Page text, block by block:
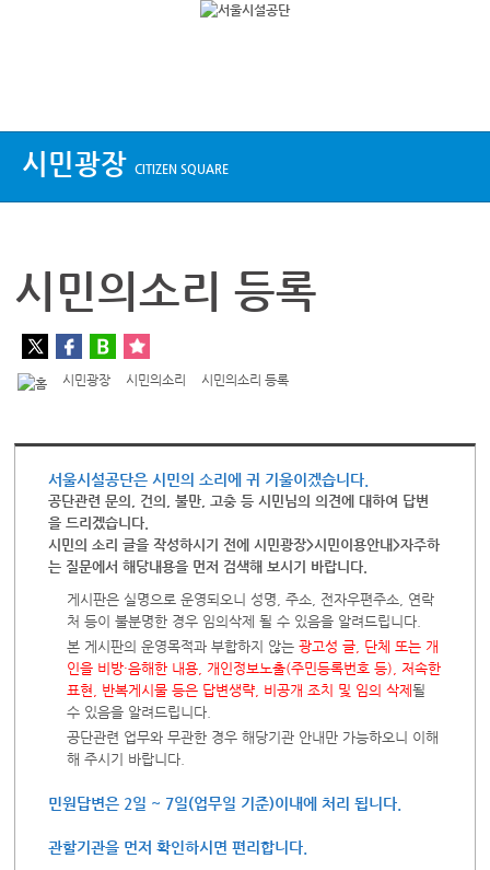
시민광장 CITIZEN SQUARE
시민의소리 등록
시민광장 시민의소리 시민의소리 등록
서울시설공단은 시민의 소리에 귀 기울이겠습니다.
공단관련 문의, 건의, 불만, 고충 등 시민님의 의견에 대하여 답변
을 드리겠습니다.
시민의 소리 글을 작성하시기 전에 시민광장>시민이용안내>자주하
는 질문에서 해당내용을 먼저 검색해 보시기 바랍니다.
게시판은 실명으로 운영되오니 성명, 주소, 전자우편주소, 연락
처 등이 불분명한 경우 임의삭제 될 수 있음을 알려드립니다.
본 게시판의 운영목적과 부합하지 않는광고성 글, 단체 또는 개
인을 비방·음해한 내용, 개인정보노출(주민등록번호 등), 저속한
표현, 반복게시물 등은 답변생략, 비공개 조치 및 임의 삭제될
수 있음을 알려드립니다.
공단관련 업무와 무관한 경우 해당기관 안내만 가능하오니 이해
해 주시기 바랍니다.
민원답변은 2일 ~ 7일(업무일 기준)이내에 처리 됩니다.
관할기관을 먼저 확인하시면 편리합니다.